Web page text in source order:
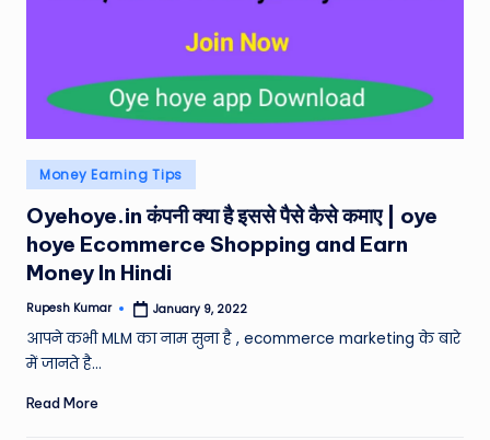
Posted
in
Money Earning Tips
Oyehoye.in कंपनी क्या है इससे पैसे कैसे कमाए | oye
hoye Ecommerce Shopping and Earn
Money In Hindi
Posted
Rupesh Kumar January 9, 2022
आपने कभी MLM का नाम सुना है , ecommerce marketing के बारे
में जानते है…
Read More